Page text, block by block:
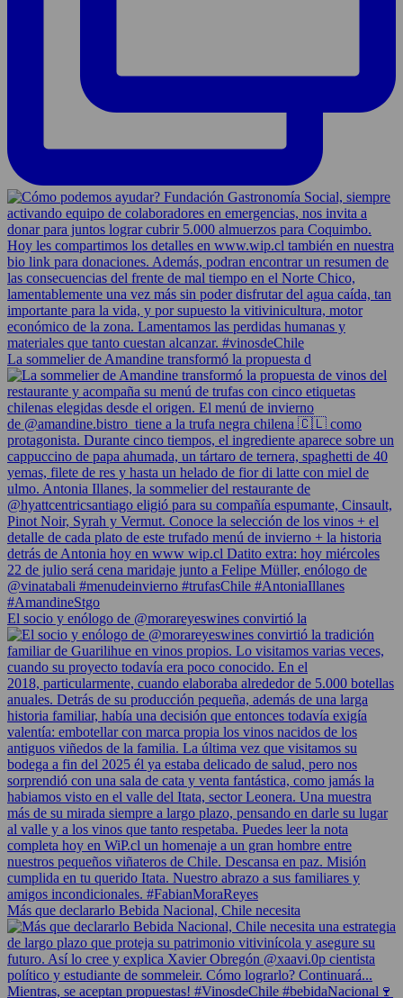
La sommelier de Amandine transformó la propuesta d
El socio y enólogo de @morareyeswines convirtió la
Más que declararlo Bebida Nacional, Chile necesita